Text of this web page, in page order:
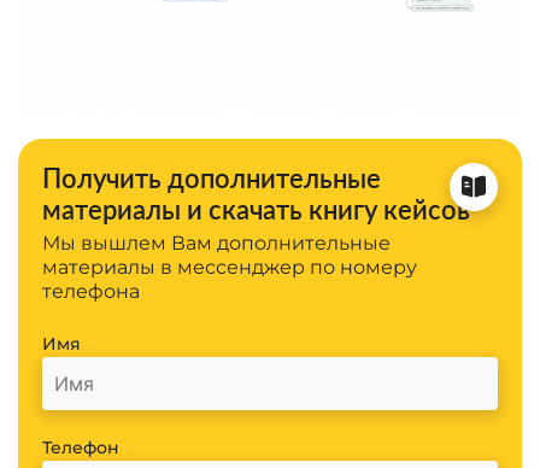
Получить дополнительные
материалы и скачать книгу кейсов
Мы вышлем Вам дополнительные
материалы в мессенджер по номеру
телефона
Имя
Телефон